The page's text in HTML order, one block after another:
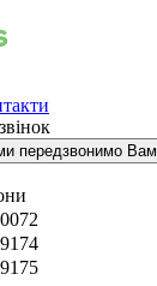
ми передзвонимо Вам